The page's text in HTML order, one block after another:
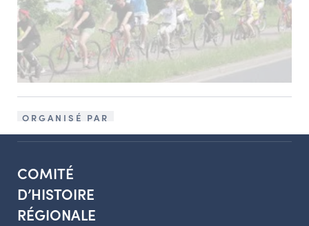
ORGANISÉ PAR
COMITÉ
D’HISTOIRE
RÉGIONALE